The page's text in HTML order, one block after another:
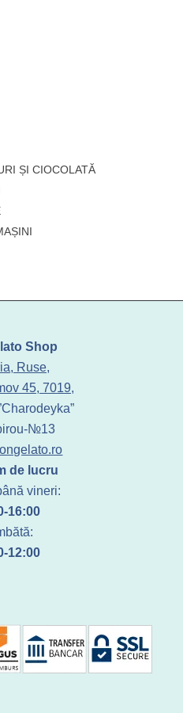
ȘI CIOCOLATĂ
Shop
Ruse,
45, 7019,
№13
de lucru
vineri:
16:00
12:00